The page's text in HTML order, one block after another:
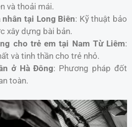
và thoải mái.
tại Long Biên: Kỹ thuật bảo
xây dựng bài bản.
cho trẻ em tại Nam Từ Liêm:
và tinh thần cho trẻ nhỏ.
ở Hà Đông: Phương pháp đốt
toàn.